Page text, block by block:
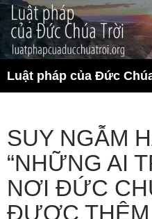
Chuyển
đến
nội
dung
Luật pháp của Đức
kiếm
SUY NGẪM
“NHỮNG AI
NƠI ĐỨC
ĐƯỢC